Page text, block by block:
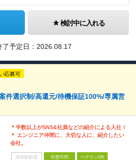
検討中に入れる
予定日： 2026.08.17
応募可
件選択制/高還元/待機保証100%/専属営
＊半数以上がSNS&社員などの紹介による入社！
＊ エンジニア仲間に、大切な人に、紹介したい
会社。
未経験歓迎 学歴不問 ベテランOK